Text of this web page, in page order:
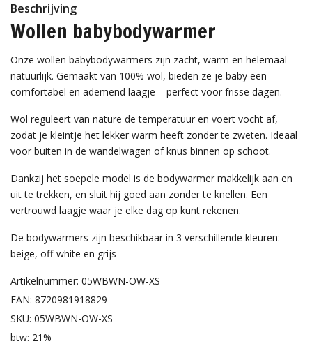
Beschrijving
Wollen babybodywarmer
Onze wollen babybodywarmers zijn zacht, warm en helemaal
natuurlijk. Gemaakt van 100% wol, bieden ze je baby een
comfortabel en ademend laagje – perfect voor frisse dagen.
Wol reguleert van nature de temperatuur en voert vocht af,
zodat je kleintje het lekker warm heeft zonder te zweten. Ideaal
voor buiten in de wandelwagen of knus binnen op schoot.
Dankzij het soepele model is de bodywarmer makkelijk aan en
uit te trekken, en sluit hij goed aan zonder te knellen. Een
vertrouwd laagje waar je elke dag op kunt rekenen.
De bodywarmers zijn beschikbaar in 3 verschillende kleuren:
beige, off-white en grijs
Artikelnummer: 05WBWN-OW-XS
EAN: 8720981918829
SKU: 05WBWN-OW-XS
btw: 21%